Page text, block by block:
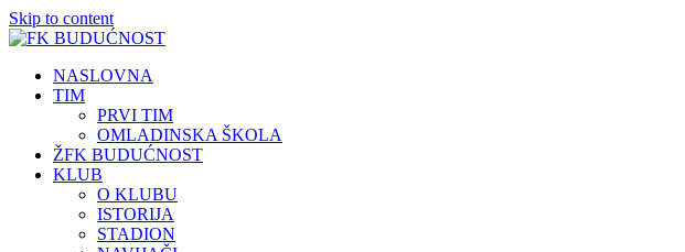
Skip to content
NASLOVNA
TIM
PRVI TIM
OMLADINSKA ŠKOLA
ŽFK BUDUĆNOST
KLUB
O KLUBU
ISTORIJA
STADION